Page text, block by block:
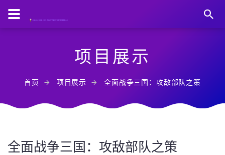
项目展示
首页 项目展示 全面战争三国：攻敌部队之策
全面战争三国：攻敌部队之策